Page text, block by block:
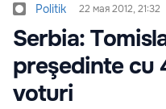
Politik 22 мая 2012, 21:32
Serbia:
preşedinte cu
voturi